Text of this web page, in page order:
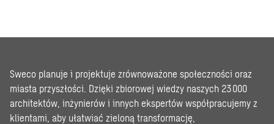
Sweco planuje i projektuje zrównoważone społeczności oraz
miasta przyszłości. Dzięki zbiorowej wiedzy naszych 23 000
architektów, inżynierów i innych ekspertów współpracujemy z
klientami, aby ułatwiać zieloną transformację,